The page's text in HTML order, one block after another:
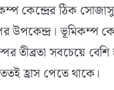
কেন্দ্রের ঠিক
ভূমিকম্প
তীব্রতা সবচেয়ে
হ্রাস পেতে থাকে।